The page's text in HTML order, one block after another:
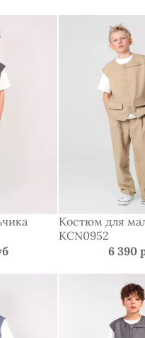
Костюм для
KCN0952
6 390